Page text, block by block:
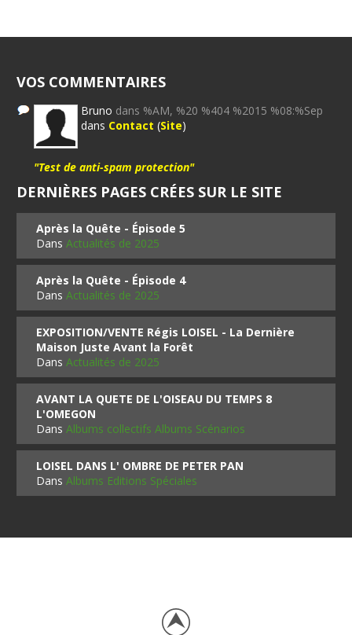
VOS COMMENTAIRES
Bruno dans %AM, %20 %404 %2015 %08:%Sep
dans Contact (Site)
"Test de anti-spam protection"
DERNIÈRES PAGES CRÉES SUR LE SITE
Après la Quête - Épisode 5
DansActualités de 2025
Après la Quête - Épisode 4
DansActualités de 2025
EXPOSITION/VENTE Régis LOISEL - La Dernière
Maison Juste Avant la Forêt
DansActualités de 2025
AVANT LA QUETE DE L'OISEAU DU TEMPS 8
L'OMEGON
DansAlbums collectifs Albums Scénarios
LOISEL DANS L' OMBRE DE PETER PAN
DansAlbums Editions Spéciales